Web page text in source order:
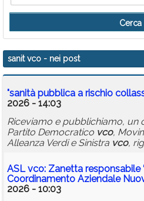
Eventi
Info Utili
Rubriche
Calendario
Annunci
sanit vco - nei post
"sanità pubblica a rischio
2026 - 14:03
Riceviamo e pubblichiamo,
Partito Democratico vco,
Alleanza Verdi e Sinistra vco,
ASLvco: Zanetta responsabile
Coordinamento Aziendale
2026 - 10:03